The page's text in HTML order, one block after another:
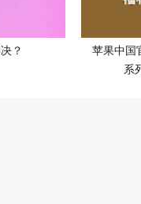
？
苹果中国
系